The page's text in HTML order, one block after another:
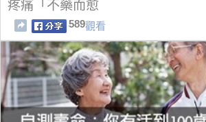
疼痛「不藥而愈
589觀看